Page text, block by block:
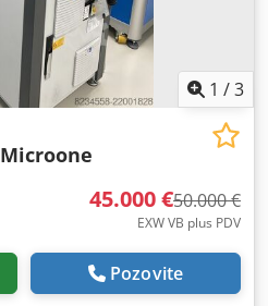
1 /3
Microone
45.000 €50.000 €
EXW VB plus PDV
Pozovite